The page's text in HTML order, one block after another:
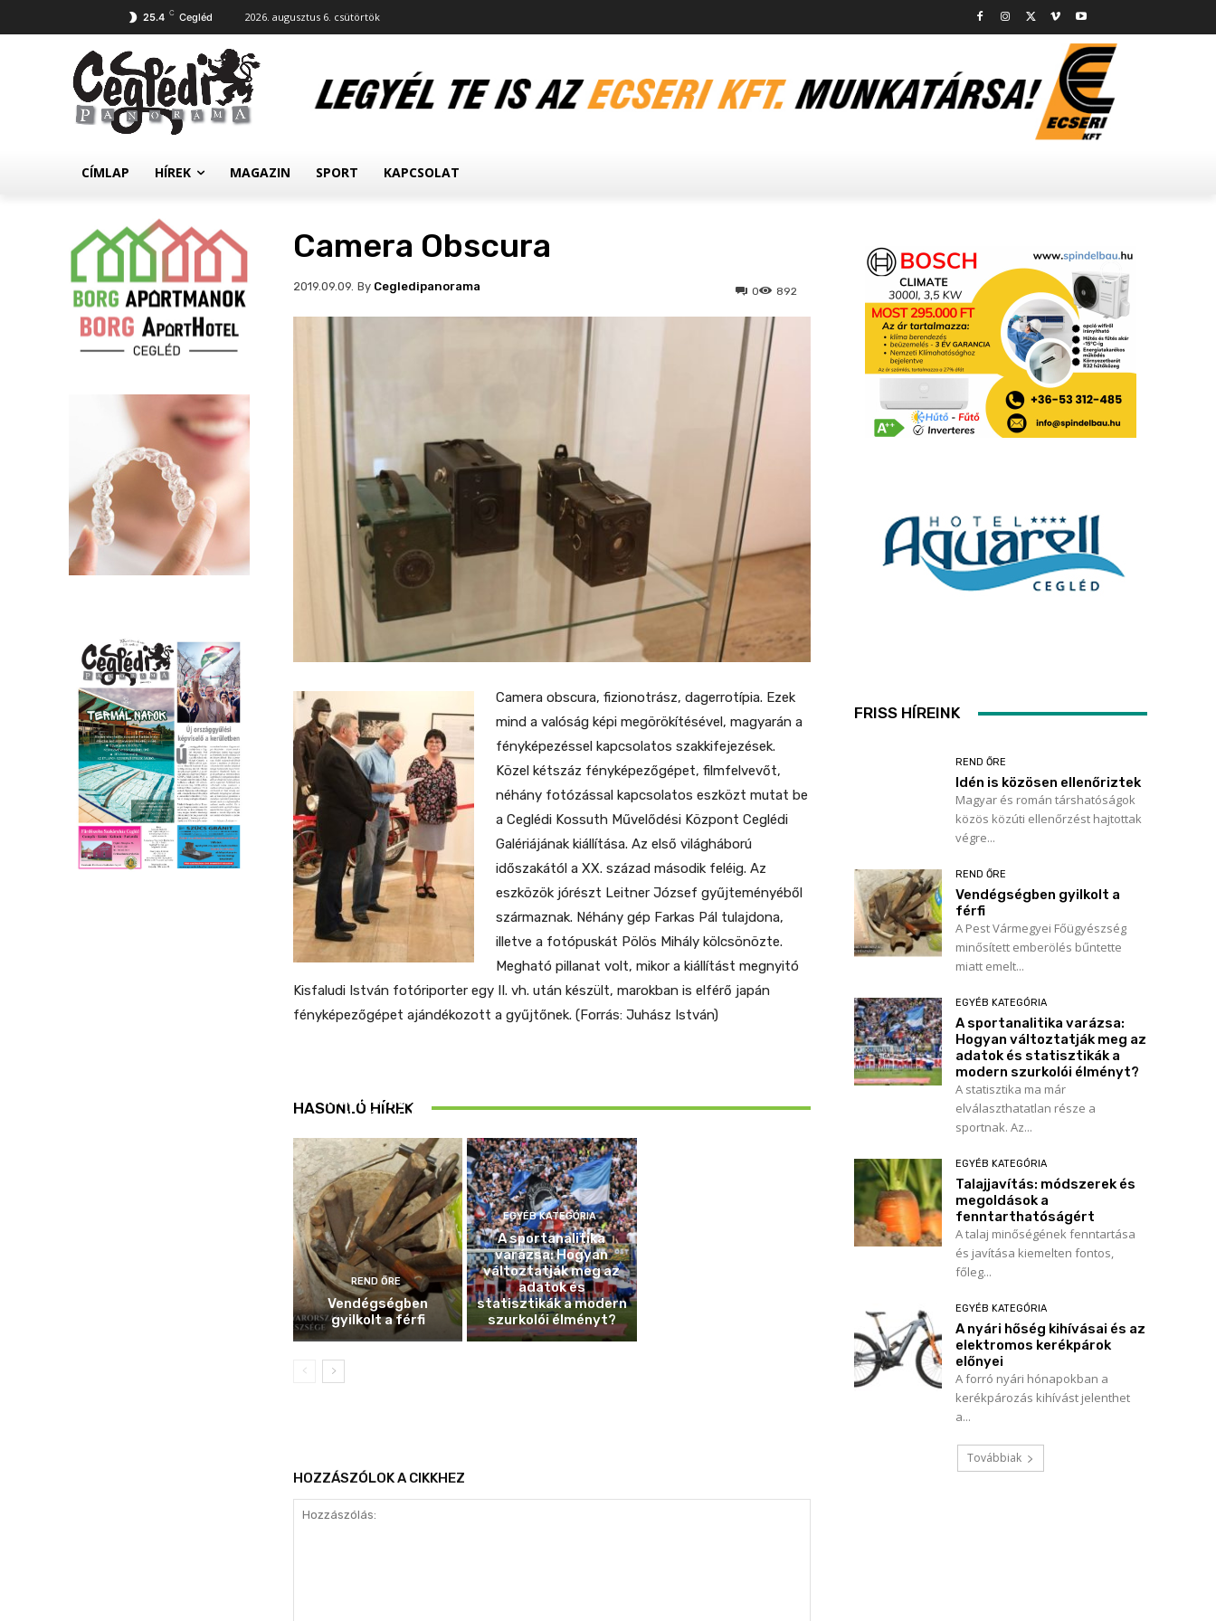
25.4 C Cegléd 2026. augusztus 6. csütörtök
CÍMLAP HÍREK MAGAZIN SPORT KAPCSOLAT
Camera Obscura
2019.09.09. 892
0
By Cegledipanorama
Camera obscura, fizionotrász, dagerrotípia. Ezek
mind a valóság képi megörökítésével, magyarán a
fényképezéssel kapcsolatos szakkifejezések.
Közel kétszáz fényképezőgépet, filmfelvevőt,
néhány fotózással kapcsolatos eszközt mutat be
a Ceglédi Kossuth Művelődési Központ Ceglédi
Galériájának kiállítása. Az első világháború
időszakától a XX. század második feléig. Az
eszközök jórészt Leitner József gyűjteményéből
származnak. Néhány gép Farkas Pál tulajdona,
illetve a fotópuskát Pölös Mihály kölcsönözte.
Megható pillanat volt, mikor a kiállítást megnyitó
Kisfaludi István fotóriporter egy II. vh. után készült, marokban is elférő japán
fényképezőgépet ajándékozott a gyűjtőnek. (Forrás: Juhász István)
HASONLÓ HÍREK
Idén is közösen
ellenőriztek
REND ŐRE
Vendégségben
gyilkolt a férfi
EGYÉB KATEGÓRIA
A sportanalitika
varázsa: Hogyan
változtatják meg az
adatok és
statisztikák a modern
szurkolói élményt?
HOZZÁSZÓLOK A CIKKHEZ
FRISS HÍREINK
REND ŐRE
Idén is közösen ellenőriztek
Magyar és román társhatóságok
közös közúti ellenőrzést hajtottak
végre...
REND ŐRE
Vendégségben gyilkolt a
férfi
A Pest Vármegyei Főügyészség
minősített emberölés bűntette
miatt emelt...
EGYÉB KATEGÓRIA
A sportanalitika varázsa:
Hogyan változtatják meg az
adatok és statisztikák a
modern szurkolói élményt?
A statisztika ma már
elválaszthatatlan része a
sportnak. Az...
EGYÉB KATEGÓRIA
Talajjavítás: módszerek és
megoldások a
fenntarthatóságért
A talaj minőségének fenntartása
és javítása kiemelten fontos,
főleg...
EGYÉB KATEGÓRIA
A nyári hőség kihívásai és az
elektromos kerékpárok
előnyei
A forró nyári hónapokban a
kerékpározás kihívást jelenthet
a...
Továbbiak